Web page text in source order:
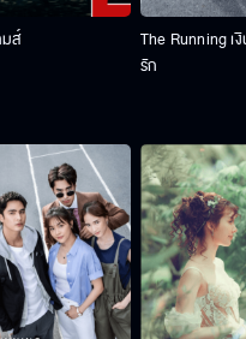
มส์
The Running เ
รัก